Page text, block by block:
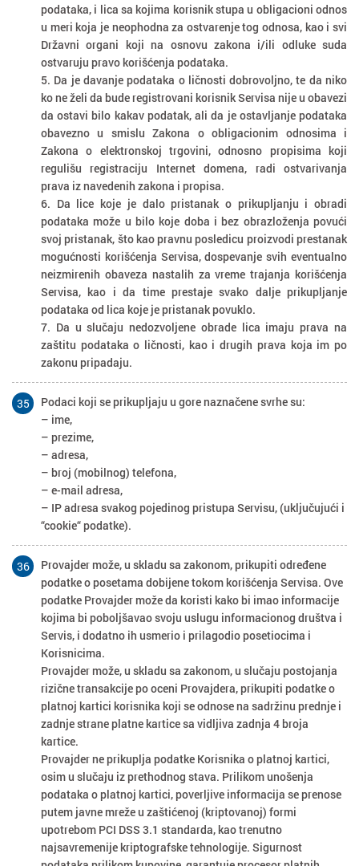
podataka, i lica sa kojima korisnik stupa u obligacioni odnos
u meri koja je neophodna za ostvarenje tog odnosa, kao i svi
Državni organi koji na osnovu zakona i/ili odluke suda
ostvaruju pravo korišćenja podataka.
5. Da je davanje podataka o ličnosti dobrovoljno, te da niko
ko ne želi da bude registrovani korisnik Servisa nije u obavezi
da ostavi bilo kakav podatak, ali da je ostavljanje podataka
obavezno u smislu Zakona o obligacionim odnosima i
Zakona o elektronskoj trgovini, odnosno propisima koji
regulišu registraciju Internet domena, radi ostvarivanja
prava iz navedenih zakona i propisa.
6. Da lice koje je dalo pristanak o prikupljanju i obradi
podataka može u bilo koje doba i bez obrazloženja povući
svoj pristanak, što kao pravnu posledicu proizvodi prestanak
mogućnosti korišćenja Servisa, dospevanje svih eventualno
neizmirenih obaveza nastalih za vreme trajanja korišćenja
Servisa, kao i da time prestaje svako dalje prikupljanje
podataka od lica koje je pristanak povuklo.
7. Da u slučaju nedozvoljene obrade lica imaju prava na
zaštitu podataka o ličnosti, kao i drugih prava koja im po
zakonu pripadaju.
35
Podaci koji se prikupljaju u gore naznačene svrhe su:
– ime,
– prezime,
– adresa,
– broj (mobilnog) telefona,
– e-mail adresa,
– IP adresa svakog pojedinog pristupa Servisu, (uključujući i
“cookie“ podatke).
36
Provajder može, u skladu sa zakonom, prikupiti određene
podatke o posetama dobijene tokom korišćenja Servisa. Ove
podatke Provajder može da koristi kako bi imao informacije
kojima bi poboljšavao svoju uslugu informacionog društva i
Servis, i dodatno ih usmerio i prilagodio posetiocima i
Korisnicima.
Provajder može, u skladu sa zakonom, u slučaju postojanja
rizične transakcije po oceni Provajdera, prikupiti podatke o
platnoj kartici korisnika koji se odnose na sadržinu prednje i
zadnje strane platne kartice sa vidljiva zadnja 4 broja
kartice.
Provajder ne prikuplja podatke Korisnika o platnoj kartici,
osim u slučaju iz prethodnog stava. Prilikom unošenja
podataka o platnoj kartici, poverljive informacija se prenose
putem javne mreže u zaštićenoj (kriptovanoj) formi
upotrebom PCI DSS 3.1 standarda, kao trenutno
najsavremenije kriptografske tehnologije. Sigurnost